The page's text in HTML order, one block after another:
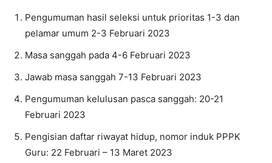
Pengumuman hasil seleksi untuk prioritas 1-3 dan
pelamar umum 2-3 Februari 2023
Masa sanggah pada 4-6 Februari 2023
Jawab masa sanggah 7-13 Februari 2023
Pengumuman kelulusan pasca sanggah: 20-21
Februari 2023
Pengisian daftar riwayat hidup, nomor induk PPPK
Guru: 22 Februari – 13 Maret 2023